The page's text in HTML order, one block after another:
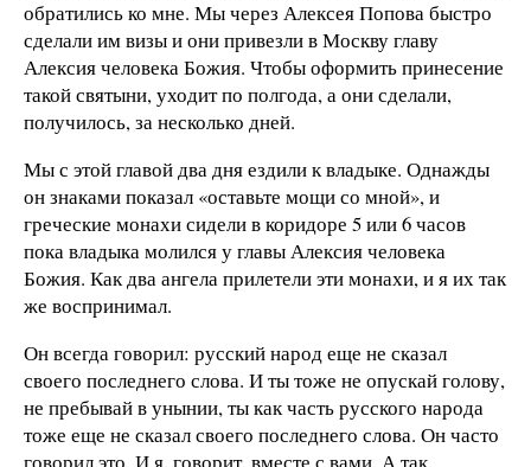
обратились ко мне. Мы через Алексея Попова быстро
сделали им визы и они привезли в Москву главу
Алексия человека Божия. Чтобы оформить принесение
такой святыни, уходит по полгода, а они сделали,
получилось, за несколько дней.
Мы с этой главой два дня ездили к владыке. Однажды
он знаками показал «оставьте мощи со мной», и
греческие монахи сидели в коридоре 5 или 6 часов
пока владыка молился у главы Алексия человека
Божия. Как два ангела прилетели эти монахи, и я их так
же воспринимал.
Он всегда говорил: русский народ еще не сказал
своего последнего слова. И ты тоже не опускай голову,
не пребывай в унынии, ты как часть русского народа
тоже еще не сказал своего последнего слова. Он часто
говорил это. И я, говорит, вместе с вами. А так,